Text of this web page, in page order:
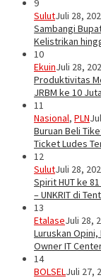
9
SulutJuli 28,
Sambangi
Kelistrikan
10
EkuinJuli 28,
Produktivitas
JRBM ke 10
11
Nasional, PLN
Buruan Beli
Ticket Ludes
12
SulutJuli 28,
Spirit HUT ke
– UNKRIT di
13
EtalaseJuli 28,
Luruskan Opini,
Owner IT
14
BOLSELJuli 27,